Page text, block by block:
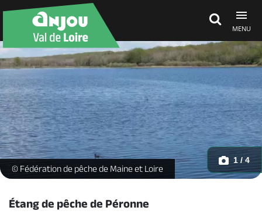
MENU
Découvrir
À voir, à faire
Agenda
Etang de Péronne à Chanteloup les Bois -
© Fédération de pêche de Maine et Loire
1 / 4
Étang de pêche de Péronne